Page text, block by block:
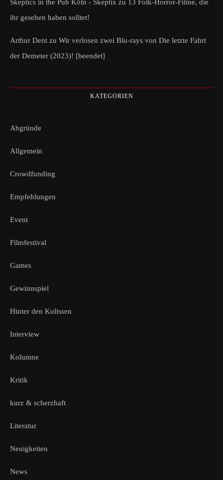
Skeptics in the Pub Köln - Skeptix zu 13 Folk-Horror-Filme, die
ihr gesehen haben solltet!
Arthur Dent zu Wir verlosen zwei Blu-rays von Die letzte Fahrt
der Demeter (2023)! [beendet]
KATEGORIEN
Abgründe
Allgemein
Crowdfunding
Empfehlungen
Event
Filmfestival
Games
Gewinnspiel
Hinter den Kulissen
Interview
Kolumne
Kritik
kurz & scherzhaft
Literatur
Neuigkeiten
News